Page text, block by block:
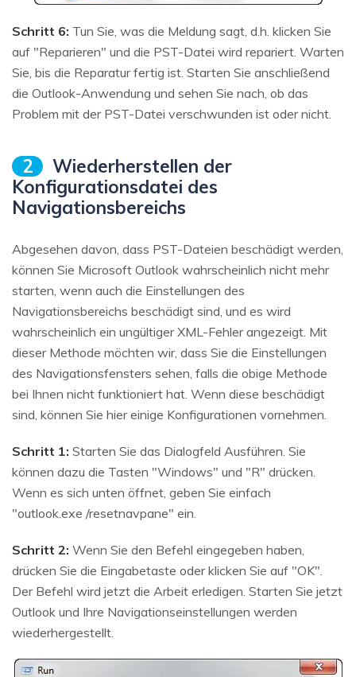
Schritt 6: Tun Sie, was die Meldung sagt, d.h. klicken Sie
auf "Reparieren" und die PST-Datei wird repariert. Warten
Sie, bis die Reparatur fertig ist. Starten Sie anschließend
die Outlook-Anwendung und sehen Sie nach, ob das
Problem mit der PST-Datei verschwunden ist oder nicht.
2
Wiederherstellen der
Konfigurationsdatei des
Navigationsbereichs
Abgesehen davon, dass PST-Dateien beschädigt werden,
können Sie Microsoft Outlook wahrscheinlich nicht mehr
starten, wenn auch die Einstellungen des
Navigationsbereichs beschädigt sind, und es wird
wahrscheinlich ein ungültiger XML-Fehler angezeigt. Mit
dieser Methode möchten wir, dass Sie die Einstellungen
des Navigationsfensters sehen, falls die obige Methode
bei Ihnen nicht funktioniert hat. Wenn diese beschädigt
sind, können Sie hier einige Konfigurationen vornehmen.
Schritt 1: Starten Sie das Dialogfeld Ausführen. Sie
können dazu die Tasten "Windows" und "R" drücken.
Wenn es sich unten öffnet, geben Sie einfach
"outlook.exe /resetnavpane" ein.
Schritt 2: Wenn Sie den Befehl eingegeben haben,
drücken Sie die Eingabetaste oder klicken Sie auf "OK".
Der Befehl wird jetzt die Arbeit erledigen. Starten Sie jetzt
Outlook und Ihre Navigationseinstellungen werden
wiederhergestellt.